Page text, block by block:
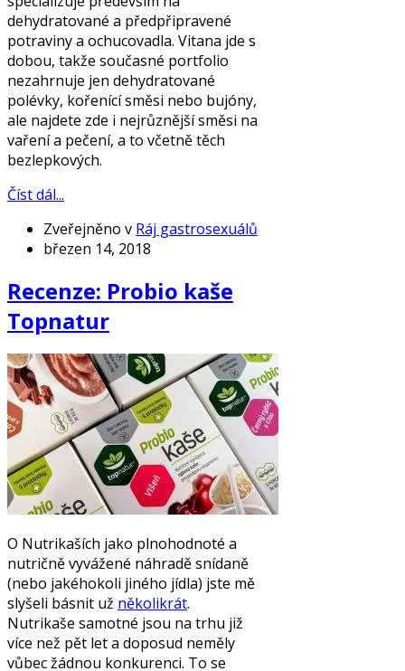
dehydratované a předpřipravené
potraviny a ochucovadla. Vitana jde s
dobou, takže současné portfolio
nezahrnuje jen dehydratované
polévky, kořenící směsi nebo bujóny,
ale najdete zde i nejrůznější směsi na
vaření a pečení, a to včetně těch
bezlepkových.
Číst dál...
Zveřejněno v Ráj gastrosexuálů
březen 14, 2018
Recenze: Probio kaše
Topnatur
O Nutrikaších jako plnohodnoté a
nutričně vyvážené náhradě snídaně
(nebo jakéhokoli jiného jídla) jste mě
slyšeli básnit už několikrát.
Nutrikaše samotné jsou na trhu již
více než pět let a doposud neměly
vůbec žádnou konkurenci. To se